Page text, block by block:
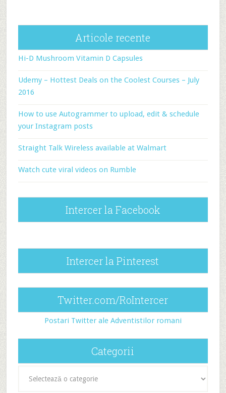
Articole recente
Hi-D Mushroom Vitamin D Capsules
Udemy – Hottest Deals on the Coolest Courses – July
2016
How to use Autogrammer to upload, edit & schedule
your Instagram posts
Straight Talk Wireless available at Walmart
Watch cute viral videos on Rumble
Intercer la Facebook
Intercer la Pinterest
Twitter.com/RoIntercer
Postari Twitter ale Adventistilor romani
Categorii